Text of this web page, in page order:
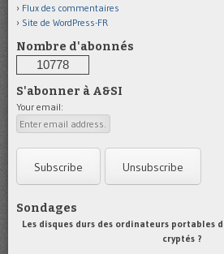
Flux des commentaires
Site de WordPress-FR
Nombre d'abonnés
10778
S'abonner à A&SI
Your email:
Sondages
Les disques durs des ordinateurs portables
cryptés ?